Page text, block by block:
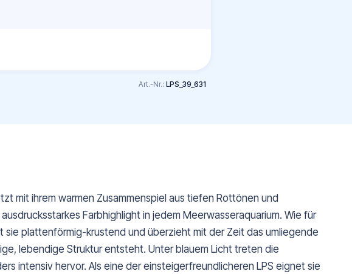
Art.-Nr.: LPS_39_631
mit ihrem warmen Zusammenspiel aus tiefen Rottönen und
Farbhighlight in jedem Meerwasseraquarium. Wie für
sie plattenförmig-krustend und überzieht mit der Zeit das umliegende
lebendige Struktur entsteht. Unter blauem Licht treten die
intensiv hervor. Als eine der einsteigerfreundlicheren LPS eignet sie